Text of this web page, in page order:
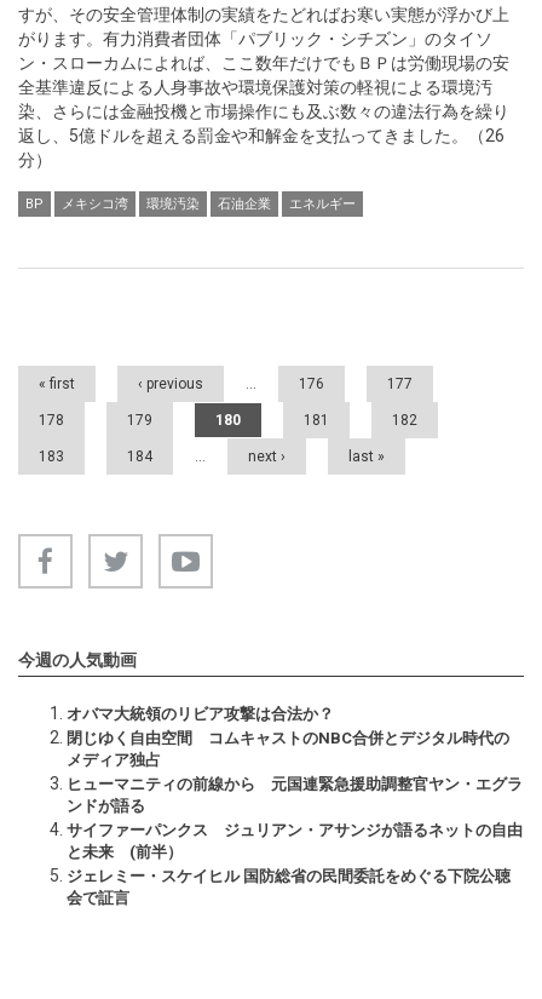
すが、その安全管理体制の実績をたどればお寒い実態が浮かび上
がります。有力消費者団体「パブリック・シチズン」のタイソ
ン・スローカムによれば、ここ数年だけでもＢＰは労働現場の安
全基準違反による人身事故や環境保護対策の軽視による環境汚
染、さらには金融投機と市場操作にも及ぶ数々の違法行為を繰り
返し、5億ドルを超える罰金や和解金を支払ってきました。（26
分）
BP メキシコ湾 環境汚染 石油企業 エネルギー
Pages
« first ‹ previous … 176 177
178 179 180 181 182
183 184 … next › last »
今週の人気動画
オバマ大統領のリビア攻撃は合法か？
閉じゆく自由空間 コムキャストのNBC合併とデジタル時代の
メディア独占
ヒューマニティの前線から 元国連緊急援助調整官ヤン・エグラ
ンドが語る
サイファーパンクス ジュリアン・アサンジが語るネットの自由
と未来 (前半）
ジェレミー・スケイヒル 国防総省の民間委託をめぐる下院公聴
会で証言